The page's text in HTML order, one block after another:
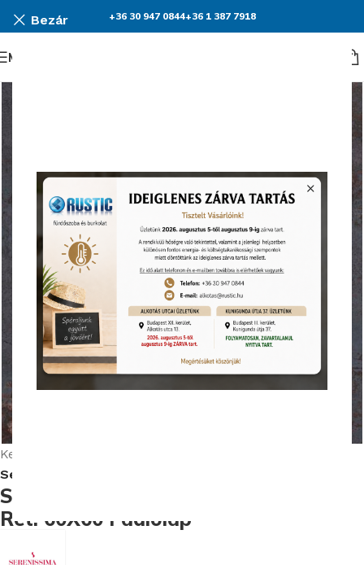
Bezár +36 30 947 0844+36 1 387 7918
Menü
Kezdőlap
Serenissima Costruire burkolat kollekció
Serenissima Costruire Metallo Nero
Ret. 60X60 Padlólap